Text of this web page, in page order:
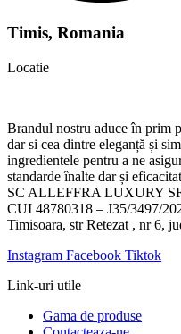
Timis, Romania
Locatie
Brandul nostru aduce în prim
dar si cea dintre eleganță și
ingredientele pentru a ne
standarde înalte dar și
SC ALLEFFRA LUXURY
CUI 48780318 – J35/3497/
Timisoara, str Retezat , nr 6,
Instagram Facebook Tiktok
Link-uri utile
Gama de produse